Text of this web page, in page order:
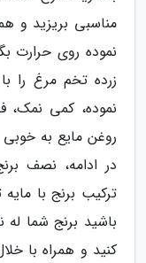
نموده روی حرارت
زرده تخم مرغ را
نموده، کمی نمک،
روغن مایع به
در ادامه، نصف
ترکیب برنج با
باشید برنج شما
کنید و همراه با